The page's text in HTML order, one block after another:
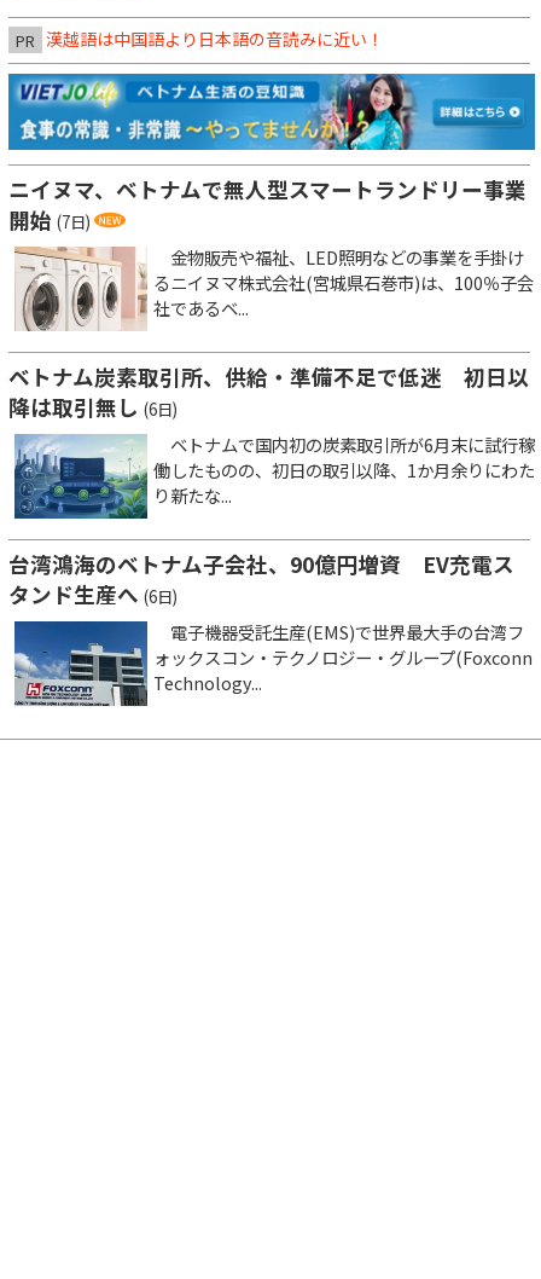
PR 漢越語は中国語より日本語の音読みに近い！
ニイヌマ、ベトナムで無人型スマートランドリー事業
開始 (7日)
金物販売や福祉、LED照明などの事業を手掛け
るニイヌマ株式会社(宮城県石巻市)は、100％子会
社であるベ...
ベトナム炭素取引所、供給・準備不足で低迷 初日以
降は取引無し (6日)
ベトナムで国内初の炭素取引所が6月末に試行稼
働したものの、初日の取引以降、1か月余りにわた
り新たな...
台湾鴻海のベトナム子会社、90億円増資 EV充電ス
タンド生産へ (6日)
電子機器受託生産(EMS)で世界最大手の台湾フ
ォックスコン・テクノロジー・グループ(Foxconn
Technology...